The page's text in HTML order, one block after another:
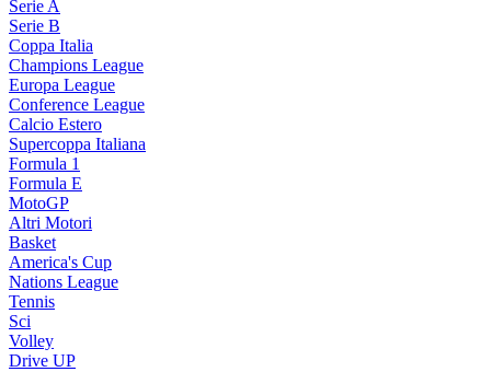
Serie A
Serie B
Coppa Italia
Champions League
Europa League
Conference League
Calcio Estero
Supercoppa Italiana
Formula 1
Formula E
MotoGP
Altri Motori
Basket
America's Cup
Nations League
Tennis
Sci
Volley
Drive UP